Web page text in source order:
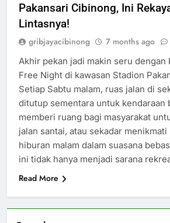
Pakansari Cibinong, Ini
Lintasnya!
gribjayacibinong 7 months ago
Akhir pekan jadi makin seru dengan
Free Night di kawasan Stadion
Setiap Sabtu malam, ruas jalan di
ditutup sementara untuk kendaraan
memberi ruang bagi masyarakat
jalan santai, atau sekadar
hiburan malam dalam suasana
ini tidak hanya menjadi sarana
Read More